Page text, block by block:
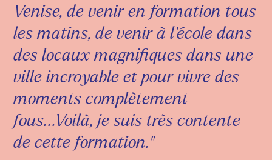
Venise, de venir en formation tous
les matins, de venir à l'école dans
des locaux magnifiques dans une
ville incroyable et pour vivre des
moments complètement
fous...Voilà, je suis très contente
de cette formation."